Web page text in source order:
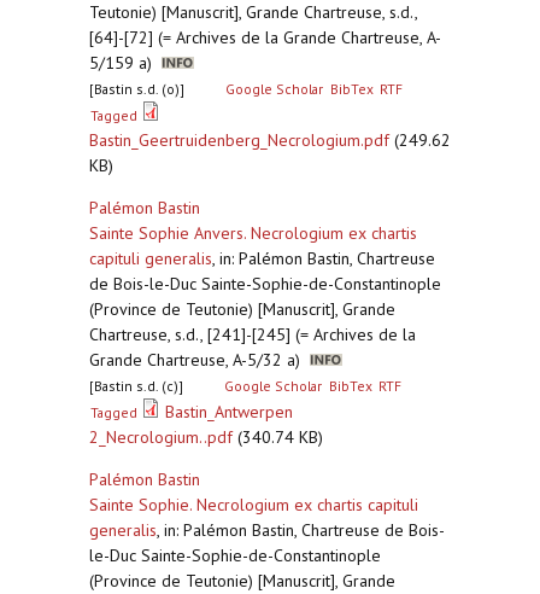
Teutonie) [Manuscrit], Grande Chartreuse, s.d.,
[64]-[72] (= Archives de la Grande Chartreuse, A-
5/159 a)
[Bastin s.d. (o)] Google Scholar BibTex RTF
Tagged
Bastin_Geertruidenberg_Necrologium.pdf(249.62
KB)
Palémon Bastin
Sainte Sophie Anvers. Necrologium ex chartis
capituli generalis, in: Palémon Bastin, Chartreuse
de Bois-le-Duc Sainte-Sophie-de-Constantinople
(Province de Teutonie) [Manuscrit], Grande
Chartreuse, s.d., [241]-[245] (= Archives de la
Grande Chartreuse, A-5/32 a)
[Bastin s.d. (c)] Google Scholar BibTex RTF
Tagged
Bastin_Antwerpen
2_Necrologium..pdf(340.74 KB)
Palémon Bastin
Sainte Sophie. Necrologium ex chartis capituli
generalis, in: Palémon Bastin, Chartreuse de Bois-
le-Duc Sainte-Sophie-de-Constantinople
(Province de Teutonie) [Manuscrit], Grande